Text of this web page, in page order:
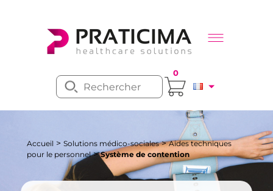
0
Accueil > Solutions médico-sociales>Aides techniques
pour le personnel>Système de contention